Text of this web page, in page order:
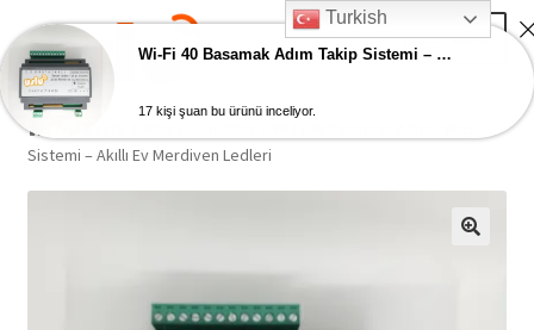
Skip
to
navigation
Skip
to
content
Menu
Ana Sayfa
Sistemi – Akıllı Ev Merdiven Ledleri
Turkish
Wi-Fi 40 Basamak Adım Takip Sistemi – Akıllı Ev Merdiven Ledleri
17 kişi şuan bu ürünü inceliyor.